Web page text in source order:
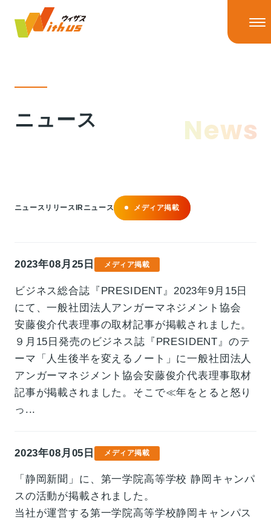
メディア掲載
ウィザスの理念
事業情報
事業情報トップ
高校・大学事業
カンパニー
学習塾事業
カンパニー
キャリア支援事業
カンパニー
カンパニー制度
企業情報
企業情報トップ
ご挨拶
会社概要
役員紹介
沿革
お問い合わせ
よくあるご質問
IR・サステナビリティ
ニュース News
ニュースリリース IRニュース メディア掲載
2023年08月25日 メディア掲載
ビジネス総合誌『PRESIDENT』2023年9月15日
にて、一般社団法人アンガーマネジメント協会
安藤俊介代表理事の取材記事が掲載されました。
９月15日発売のビジネス誌『PRESIDENT』のテ
ーマ「人生後半を変えるノート」に一般社団法人
アンガーマネジメント協会安藤俊介代表理事取材
記事が掲載されました。そこで≪年をとると怒り
っ...
2023年08月05日 メディア掲載
「静岡新聞」に、第一学院高等学校 静岡キャンパ
スの活動が掲載されました。
当社が運営する第一学院高等学校静岡キャンパス